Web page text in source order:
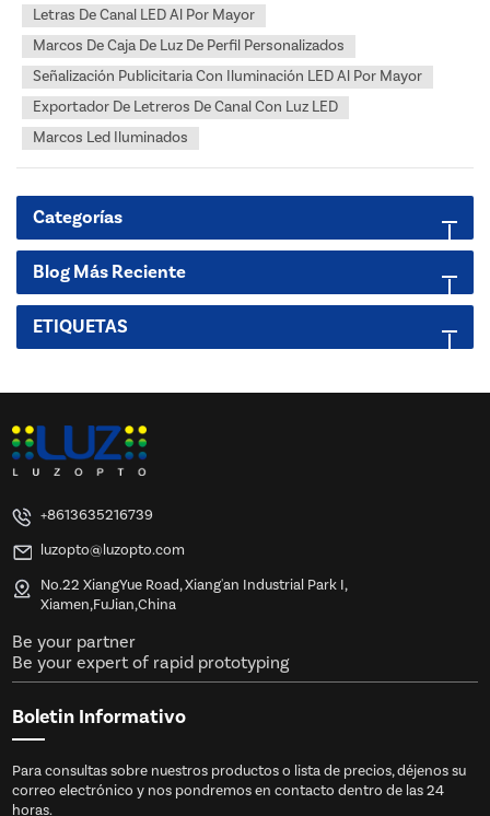
Letras De Canal LED Al Por Mayor
Marcos De Caja De Luz De Perfil Personalizados
Señalización Publicitaria Con Iluminación LED Al Por Mayor
Exportador De Letreros De Canal Con Luz LED
Marcos Led Iluminados
Categorías
Blog Más Reciente
ETIQUETAS
+8613635216739
luzopto@luzopto.com
No.22 XiangYue Road, Xiang'an Industrial Park I,
Xiamen,FuJian,China
Be your partner
Be your expert of rapid prototyping
Boletin Informativo
Para consultas sobre nuestros productos o lista de precios, déjenos su
correo electrónico y nos pondremos en contacto dentro de las 24
horas.